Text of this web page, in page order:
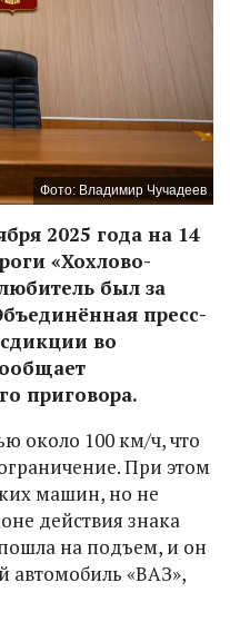
Фото: Владимир Чучадеев
2025 года на 14
«Хохлово-
был за
пресс-
во
приговора.
около 100 км/ч, что
При этом
машин, но не
действия знака
на подъем, и он
автомобиль «ВАЗ»,